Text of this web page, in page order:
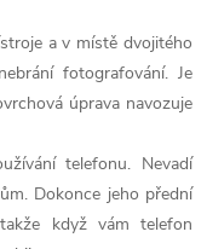
a v místě dvojitého
fotografování. Je
úprava navozuje
telefonu. Nevadí
Dokonce jeho přední
když vám telefon